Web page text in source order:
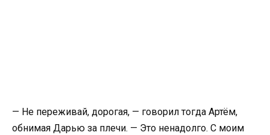
— Не переживай, дорогая, — говорил тогда Артём,
обнимая Дарью за плечи. — Это ненадолго. С моим